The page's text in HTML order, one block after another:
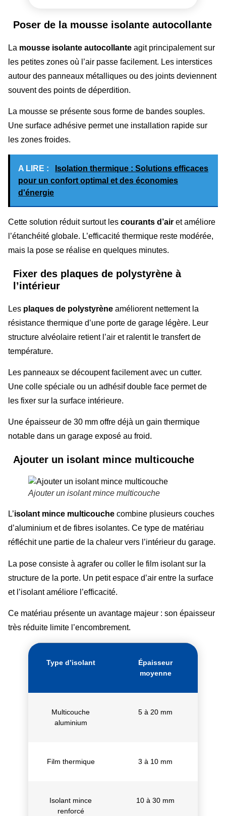
Poser de la mousse isolante autocollante
La mousse isolante autocollante agit principalement sur
les petites zones où l’air passe facilement. Les interstices
autour des panneaux métalliques ou des joints deviennent
souvent des points de déperdition.
La mousse se présente sous forme de bandes souples.
Une surface adhésive permet une installation rapide sur
les zones froides.
A LIRE :
Isolation thermique : Solutions efficaces
pour un confort optimal et des économies
d'énergie
Cette solution réduit surtout les courants d’air et améliore
l’étanchéité globale. L’efficacité thermique reste modérée,
mais la pose se réalise en quelques minutes.
Fixer des plaques de polystyrène à
l’intérieur
Les plaques de polystyrène améliorent nettement la
résistance thermique d’une porte de garage légère. Leur
structure alvéolaire retient l’air et ralentit le transfert de
température.
Les panneaux se découpent facilement avec un cutter.
Une colle spéciale ou un adhésif double face permet de
les fixer sur la surface intérieure.
Une épaisseur de 30 mm offre déjà un gain thermique
notable dans un garage exposé au froid.
Ajouter un isolant mince multicouche
Ajouter un isolant mince multicouche
L’isolant mince multicouche combine plusieurs couches
d’aluminium et de fibres isolantes. Ce type de matériau
réfléchit une partie de la chaleur vers l’intérieur du garage.
La pose consiste à agrafer ou coller le film isolant sur la
structure de la porte. Un petit espace d’air entre la surface
et l’isolant améliore l’efficacité.
Ce matériau présente un avantage majeur : son épaisseur
très réduite limite l’encombrement.
Type d’isolant
Épaisseur
moyenne
Multicouche
aluminium
5 à 20 mm
Film thermique 3 à 10 mm
Isolant mince
renforcé
10 à 30 mm